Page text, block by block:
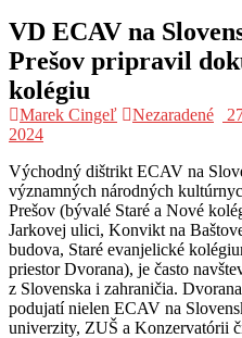
VD ECAV na
Prešov pripravil
kolégiu
Marek Cingeľ Nezaradené
2024
Východný dištrikt ECAV na
významných národných
Prešov (bývalé Staré a Nové
Jarkovej ulici, Konvikt na
budova, Staré evanjelické
priestor Dvorana), je často
z Slovenska i zahraničia.
podujatí nielen ECAV na
univerzity, ZUŠ a Konzervatórii